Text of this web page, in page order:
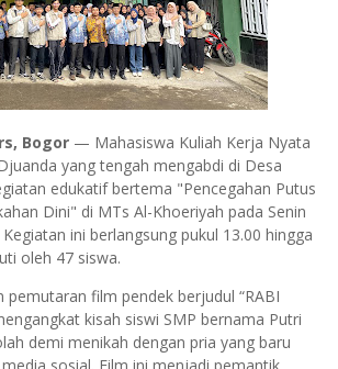
Bogor — Mahasiswa Kuliah Kerja Nyata
yang tengah mengabdi di Desa
edukatif bertema "Pencegahan Putus
Dini" di MTs Al-Khoeriyah pada Senin
Kegiatan ini berlangsung pukul 13.00 hingga
oleh 47 siswa.
pemutaran film pendek berjudul “RABI
kisah siswi SMP bernama Putri
demi menikah dengan pria yang baru